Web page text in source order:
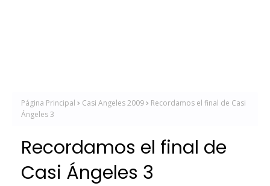
Página Principal Casi Angeles 2009
Recordamos el final de Casi
Ángeles 3
Recordamos el final de
Casi Ángeles 3